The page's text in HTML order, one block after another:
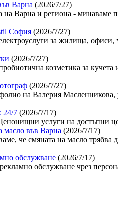
Варна (2026/7/27)
на Варна и региона - минаваме
София (2026/7/27)
за жилища,
(2026/7/27)
козметика за
(2026/7/27)
на Валерия
24/7 (2026/7/17)
услуги на достъпни
масло във Варна (2026/7/17)
че смяната на масло
обслужване (2026/7/17)
обслужване чрез